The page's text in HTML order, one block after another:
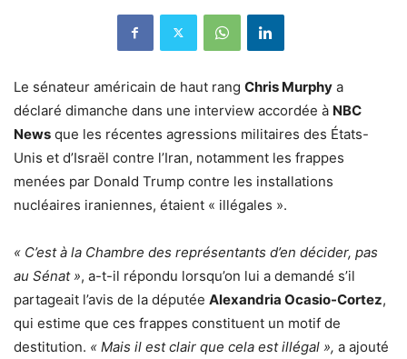
Le sénateur américain de haut rang Chris Murphy a
déclaré dimanche dans une interview accordée à NBC
News que les récentes agressions militaires des États-
Unis et d’Israël contre l’Iran, notamment les frappes
menées par Donald Trump contre les installations
nucléaires iraniennes, étaient « illégales ».
« C’est à la Chambre des représentants d’en décider, pas
au Sénat », a-t-il répondu lorsqu’on lui a demandé s’il
partageait l’avis de la députée Alexandria Ocasio-Cortez,
qui estime que ces frappes constituent un motif de
destitution. « Mais il est clair que cela est illégal », a ajouté